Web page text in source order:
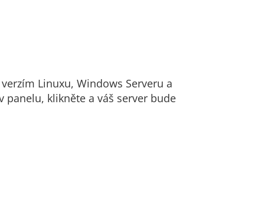
Linuxu, Windows Serveru a
panelu, klikněte a váš server bude